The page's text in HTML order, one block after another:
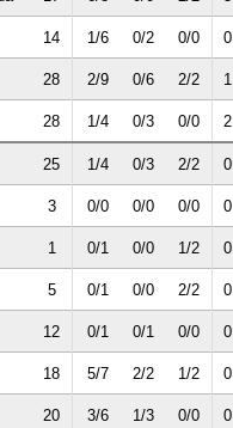
14 1/6 0/2 0/0 0
28 2/9 0/6 2/2 1
28 1/4 0/3 0/0 2
25 1/4 0/3 2/2 0
3 0/0 0/0 0/0 0
1 0/1 0/0 1/2 0
5 0/1 0/0 2/2 0
12 0/1 0/1 0/0 0
18 5/7 2/2 1/2 0
20 3/6 1/3 0/0 0